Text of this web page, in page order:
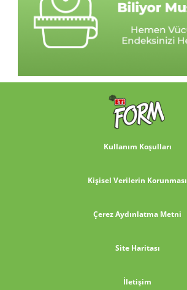
Kullanım Koşulları
Kişisel Verilerin Korunması
Çerez Aydınlatma Metni
Site Haritası
İletişim